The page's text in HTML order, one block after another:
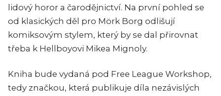
lidový horor a čarodějnictví. Na první pohled se
od klasických děl pro Mörk Borg odlišují
komiksovým stylem, který by se dal přirovnat
třeba k Hellboyovi Mikea Mignoly.
Kniha bude vydaná pod Free League Workshop,
tedy značkou, která publikuje díla nezávislých